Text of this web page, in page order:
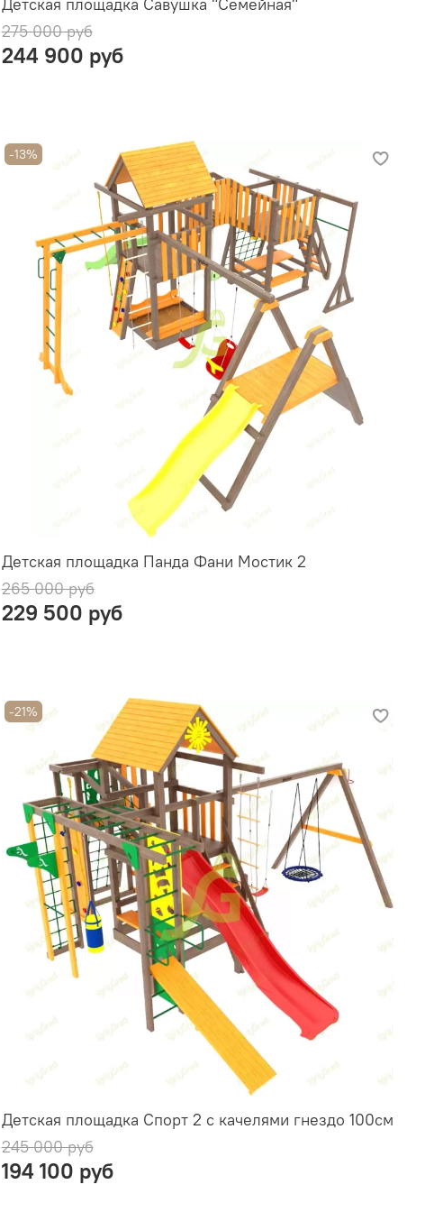
275 000 руб
244 900 руб
-13%
Детская площадка Панда Фани Мостик 2
265 000 руб
229 500 руб
-21%
Детская площадка Спорт 2 с качелями гнездо 100см
245 000 руб
194 100 руб